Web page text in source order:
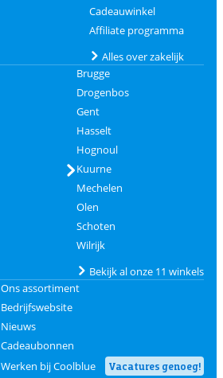
Cadeauwinkel
Affiliate programma
Alles over zakelijk
Brugge
Drogenbos
Gent
Hasselt
Hognoul
Kuurne
Mechelen
Olen
Schoten
Wilrijk
Bekijk al onze 11 winkels
Ons assortiment
Bedrijfswebsite
Nieuws
Cadeaubonnen
Werken bij Coolblue
Vacatures genoeg!